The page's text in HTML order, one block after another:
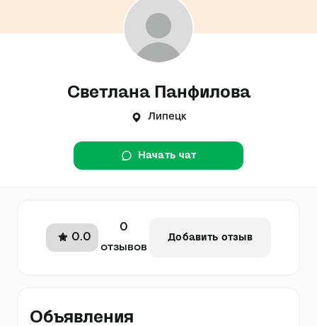
Светлана Панфилова
Липецк
Начать чат
0.0
0
отзывов
Добавить отзыв
Объявления